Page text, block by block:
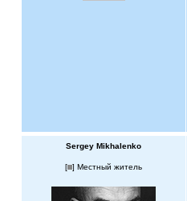
Sergey Mikhalenko
[ ] Местный житель